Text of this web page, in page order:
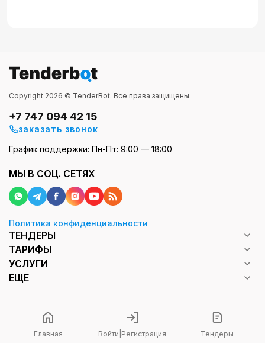
Главная Войти Регистрация Тендеры
Copyright 2026 © TenderBot. Все права защищены.
+7 747 094 42 15
заказать звонок
График поддержки: Пн-Пт: 9:00 — 18:00
МЫ В СОЦ. СЕТЯХ
Политика конфиденциальности
ТЕНДЕРЫ
ТАРИФЫ
УСЛУГИ
ЕЩЕ